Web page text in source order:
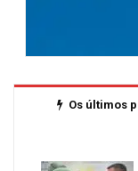
Os últimos